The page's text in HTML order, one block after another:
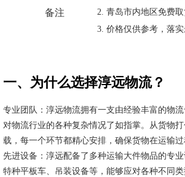
备注
青岛市内地区免费
价格仅供参考，落实
一、为什么选择淳远物流？
专业团队：淳远物流拥有一支由经验丰富的物
对物流行业的各种复杂情况了如指掌。从货物
载，每一个环节都精心安排，确保货物在运输过
先进设备：淳远配备了多种运输大件物品的专业
特种平板车、吊装设备等，能够应对各种不同